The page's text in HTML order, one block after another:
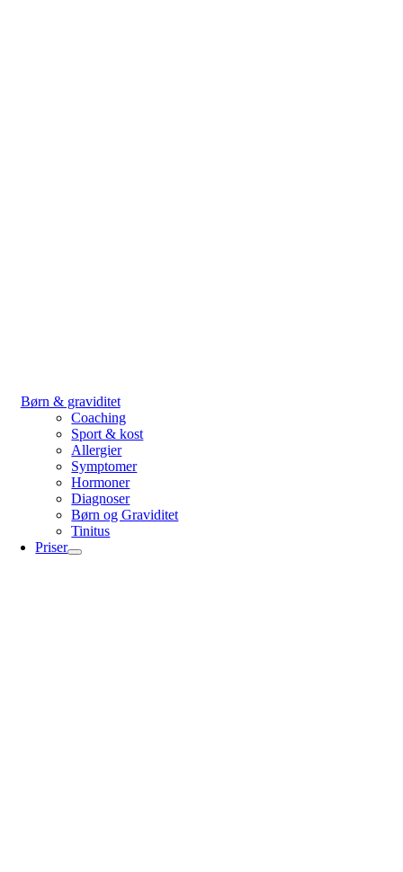
Børn & graviditet
Coaching
Sport & kost
Allergier
Symptomer
Hormoner
Diagnoser
Børn og Graviditet
Tinitus
Priser